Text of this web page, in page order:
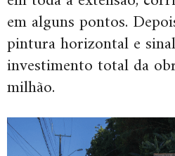
em alguns pontos.
pintura horizontal e
investimento total da
milhão.